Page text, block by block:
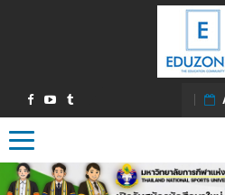
Toggle navigation